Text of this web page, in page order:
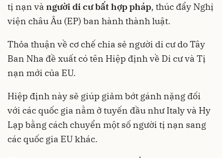
tị nạn và người di cư bất hợp pháp, thúc đẩy Nghị
viện châu Âu (EP) ban hành thành luật.
Thỏa thuận về cơ chế chia sẻ người di cư do Tây
Ban Nha đề xuất có tên Hiệp định về Di cư và Tị
nạn mới của EU.
Hiệp định này sẽ giúp giảm bớt gánh nặng đối
với các quốc gia nằm ở tuyến đầu như Italy và Hy
Lạp bằng cách chuyển một số người tị nạn sang
các quốc gia EU khác.